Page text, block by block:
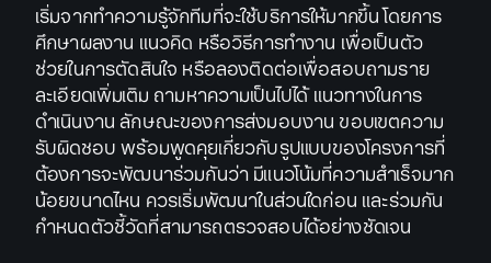
เริ่มจากทำความรู้จักทีมที่จะใช้บริการให้มากขึ้น โดยการ
ศึกษาผลงาน แนวคิด หรือวิธีการทำงาน เพื่อเป็นตัว
ช่วยในการตัดสินใจ หรือลองติดต่อเพื่อสอบถามราย
ละเอียดเพิ่มเติม ถามหาความเป็นไปได้ แนวทางในการ
ดำเนินงาน ลักษณะของการส่งมอบงาน ขอบเขตความ
รับผิดชอบ พร้อมพูดคุยเกี่ยวกับรูปแบบของโครงการที่
ต้องการจะพัฒนาร่วมกันว่า มีแนวโน้มที่ความสำเร็จมาก
น้อยขนาดไหน ควรเริ่มพัฒนาในส่วนใดก่อน และร่วมกัน
กำหนดตัวชี้วัดที่สามารถตรวจสอบได้อย่างชัดเจน